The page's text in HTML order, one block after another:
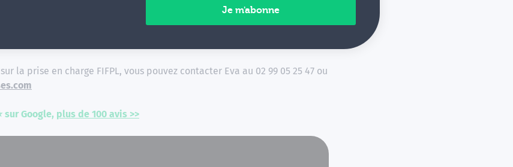
la prise en charge FIFPL, vous pouvez contacter Eva au 02 99 05 25 47 ou
sur Google, plus de 100 avis >>